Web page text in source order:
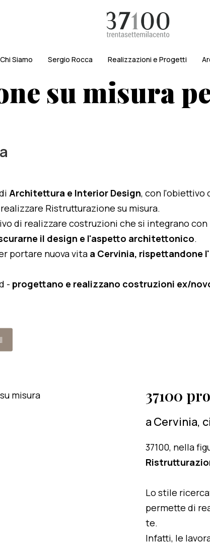
Chi Siamo Sergio Rocca Realizzazioni e Progetti
su misura
Architettura e Interior Design, con l'obiettivo
Ristrutturazione su misura.
di realizzare costruzioni che si integrano
il design e l'aspetto architettonico.
portare nuova vita a Cervinia, rispettandone
- progettano e realizzano costruzioni ex/
37100
a Cervinia,
37100, nella
Lo stile
permette di
te.
Infatti, le